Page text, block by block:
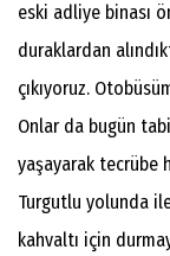
eski adliye binası
duraklardan
çıkıyoruz.
Onlar da bugün
yaşayarak tecrübe
Turgutlu yolunda
kahvaltı için